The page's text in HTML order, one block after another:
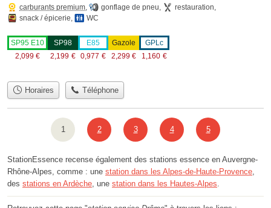
carburants premium, gonflage de pneu, restauration,
snack / épicerie, WC
SP95 E10
2,099 €
SP98
2,199 €
E85
0,977 €
Gazole
2,299 €
GPLc
1,160 €
Horaires Téléphone
1 2 3 4 5
StationEssence recense également des stations essence en Auvergne-
Rhône-Alpes, comme : une station dans les Alpes-de-Haute-Provence
des stations en Ardèche , une station dans les Hautes-Alpes